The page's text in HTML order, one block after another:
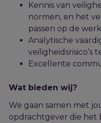
Kennis van
normen, en het
passen op de
Analytische
veiligheidsrisico’s
Excellente
Wat bieden wij?
We gaan samen met
opdrachtgever die het